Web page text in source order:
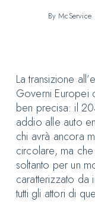
By McService
La transizione
Governi Europei
ben precisa: il
addio alle auto
chi avrà ancora
circolare, ma
soltanto per un
caratterizzato
tutti gli attori di